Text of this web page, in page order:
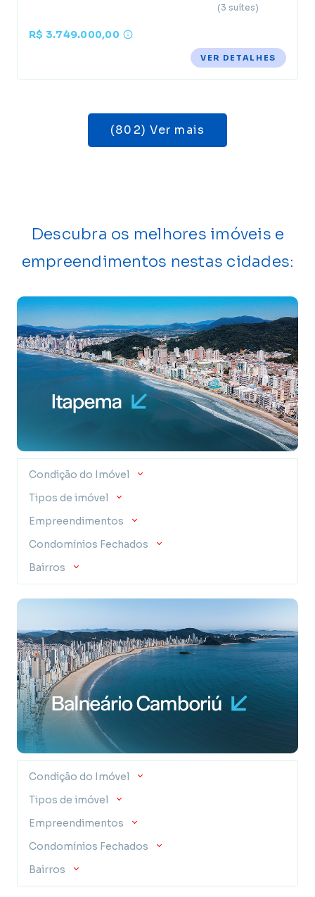
(3 suítes)
R$ 3.749.000,00
VER DETALHES
(802) Ver mais
Descubra os melhores imóveis e
empreendimentos nestas cidades:
Condição do Imóvel
Tipos de imóvel
Empreendimentos
Condomínios Fechados
Bairros
Condição do Imóvel
Tipos de imóvel
Empreendimentos
Condomínios Fechados
Bairros